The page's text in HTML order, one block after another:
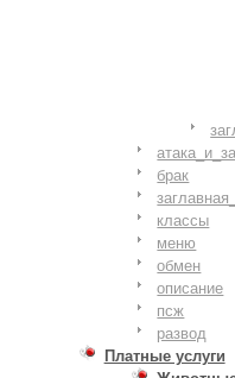
брак
классы
меню
обмен
описание
псж
развод
Платные услуги